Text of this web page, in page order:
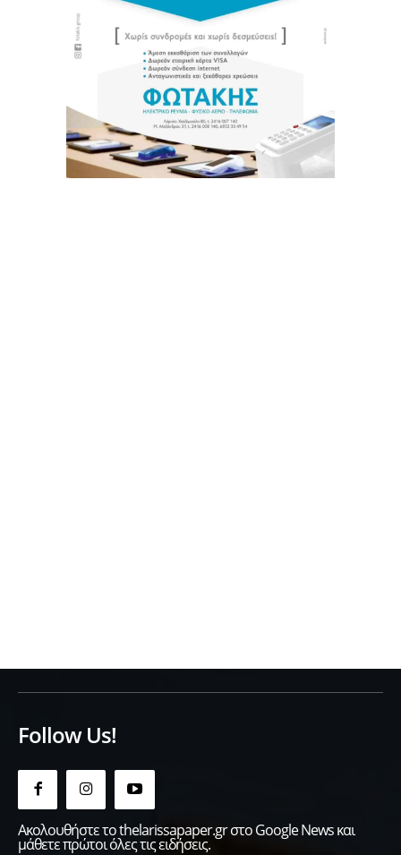
Follow Us!
Ακολουθήστε το thelarissapaper.gr στο Google News και
μάθετε πρώτοι όλες τις ειδήσεις.